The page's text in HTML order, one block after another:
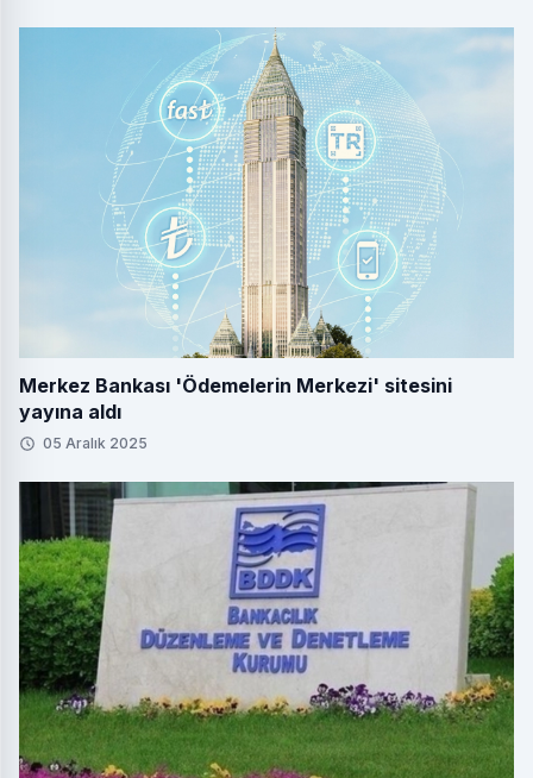
Merkez Bankası 'Ödemelerin Merkezi' sitesini
yayına aldı
05 Aralık 2025